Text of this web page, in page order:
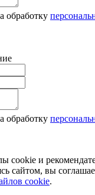
обработку
обработку
cookie и
сайтом, вы
cookie.